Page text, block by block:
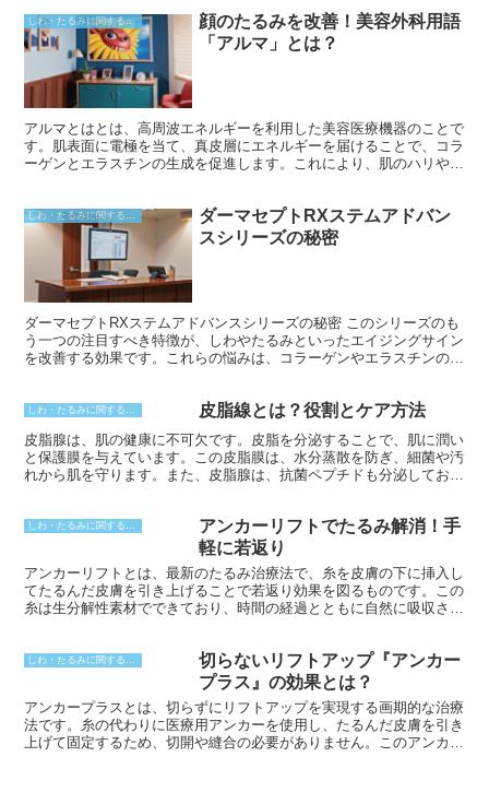
しわ・たるみに関すること
顔のたるみを改善！美容外科用語
「アルマ」とは？
アルマとはとは、高周波エネルギーを利用した美容医療機器のことで
す。肌表面に電極を当て、真皮層にエネルギーを届けることで、コラ
ーゲンとエラスチンの生成を促進します。これにより、肌のハリや弾
ダーマセプトRXステムアドバン
スシリーズの秘密
ダーマセプトRXステムアドバンスシリーズの秘密 このシリーズのも
う一つの注目すべき特徴が、しわやたるみといったエイジングサイン
を改善する効果です。これらの悩みは、コラーゲンやエラスチンの減
おり、それによりしわやたるみを目立たなくすることが期待できま
皮脂線とは？役割とケア方法
皮脂腺は、肌の健康に不可欠です。皮脂を分泌することで、肌に潤い
と保護膜を与えています。この皮脂膜は、水分蒸散を防ぎ、細菌や汚
れから肌を守ります。また、皮脂腺は、抗菌ペプチドも分泌してお
しわ・たるみに関すること
アンカーリフトでたるみ解消！手
軽に若返り
アンカーリフトとは、最新のたるみ治療法で、糸を皮膚の下に挿入し
てたるんだ皮膚を引き上げることで若返り効果を図るものです。この
糸は生分解性素材でできており、時間の経過とともに自然に吸収され
せん。
しわ・たるみに関すること
切らないリフトアップ『アンカー
プラス』の効果とは？
アンカープラスとは、切らずにリフトアップを実現する画期的な治療
法です。糸の代わりに医療用アンカーを使用し、たるんだ皮膚を引き
上げて固定するため、切開や縫合の必要がありません。このアンカー